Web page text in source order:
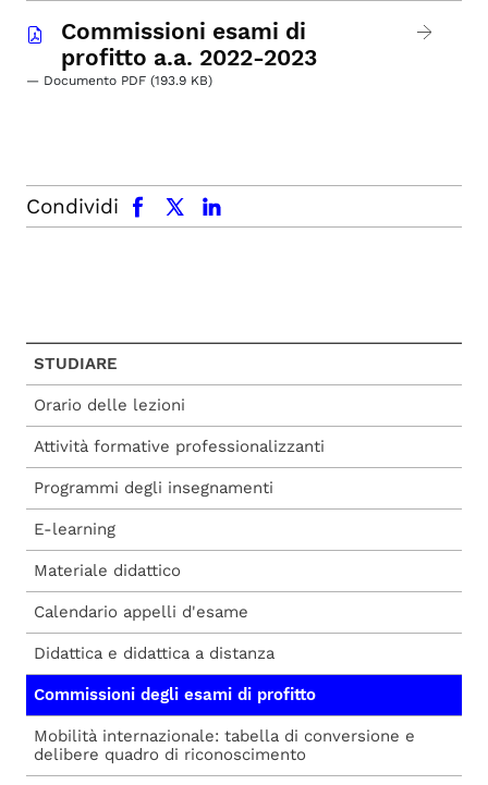
Commissioni esami di
profitto a.a. 2022-2023
— Documento PDF (193.9 KB)
Condividi
facebook x.com linkedin
STUDIARE
Orario delle lezioni
Attività formative professionalizzanti
Programmi degli insegnamenti
E-learning
Materiale didattico
Calendario appelli d'esame
Didattica e didattica a distanza
Commissioni degli esami di profitto
Mobilità internazionale: tabella di conversione e
delibere quadro di riconoscimento